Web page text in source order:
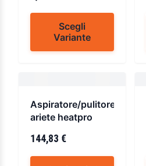
Scegli
Variante
Aspiratore/pulitore
ariete heatpro
144,83 €